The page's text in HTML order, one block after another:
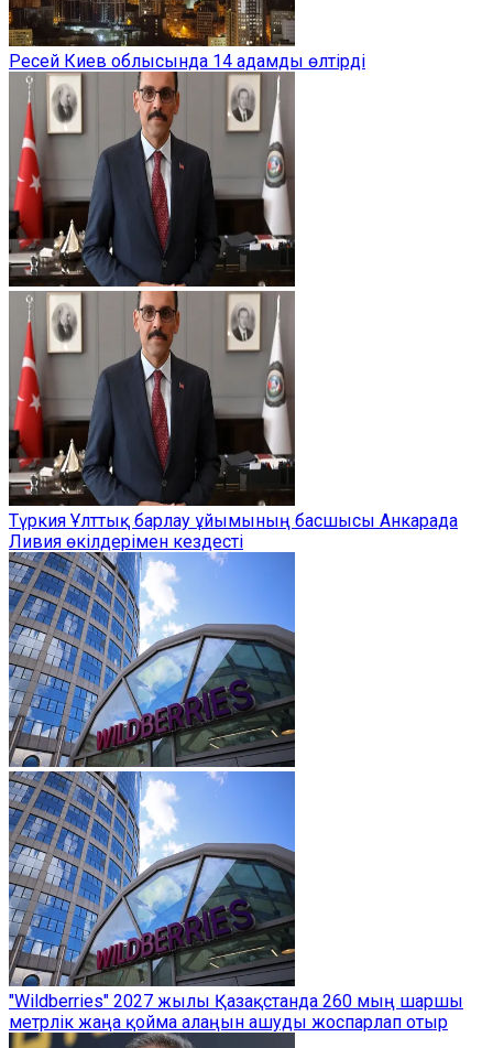
Ресей Киев облысында 14 адамды өлтірді
Түркия Ұлттық барлау ұйымының басшысы Анкарада
Ливия өкілдерімен кездесті
"Wildberries" 2027 жылы Қазақстанда 260 мың шаршы
метрлік жаңа қойма алаңын ашуды жоспарлап отыр